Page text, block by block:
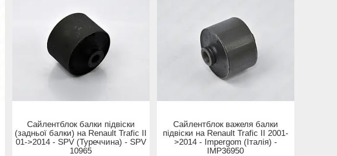
Сайлентблок балки підвіски
(задньої балки) на Renault Trafic II
01->2014 - SPV (Туреччина) - SPV
10965
Сайлентблок важеля балки
підвіски на Renault Trafic II 2001-
>2014 - Impergom (Італія) -
IMP36950